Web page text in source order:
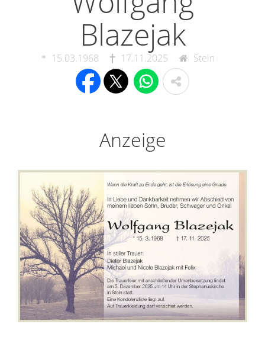
Blazejak
15.03.1968 17.11.2025 Stein
Anzeige